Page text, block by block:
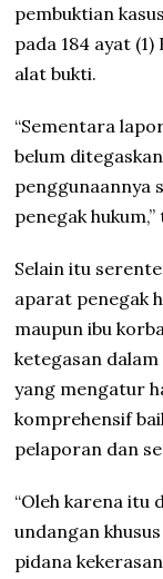
pembuktian
pada 184 ayat
alat bukti.
“Sementara
belum
penggunaannya
penegak
Selain itu
aparat penegak
maupun ibu
ketegasan
yang mengatur
komprehensif
pelaporan dan
“Oleh karena itu
undangan
pidana